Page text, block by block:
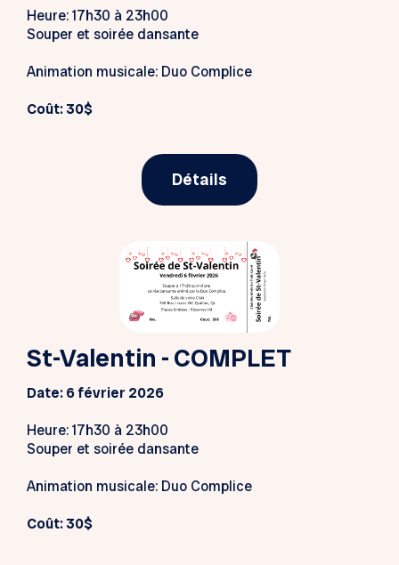
Heure: 17h30 à 23h00
Souper et soirée dansante
Animation musicale: Duo Complice
Coût: 30$
Détails
St-Valentin - COMPLET
Date: 6 février 2026
Heure: 17h30 à 23h00
Souper et soirée dansante
Animation musicale: Duo Complice
Coût: 30$